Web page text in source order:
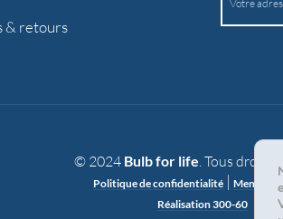
& retours
© 2024 Bulb for life. Tous droits
Politique de confidentialité| Mentions
Réalisation 300-60